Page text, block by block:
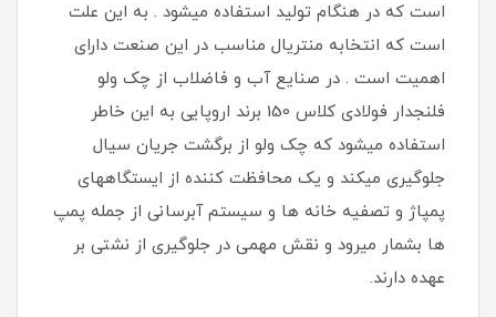
است که در هنگام تولید استفاده میشود . به این علت
است که انتخابه منتریال مناسب در این صنعت دارای
اهمیت است . در صنایع آب و فاضلاب از چک ولو
فلنجدار فولادی کلاس 150 برند اروپایی به این خاطر
استفاده میشود که چک ولو از برگشت جریان سیال
جلوگیری میکند و یک محافظت کننده از ایستگاههای
پمپاژ و تصفیه خانه ها و سیستم آبرسانی از جمله پمپ
ها بشمار میرود و نقش مهمی در جلوگیری از نشتی بر
عهده دارند.